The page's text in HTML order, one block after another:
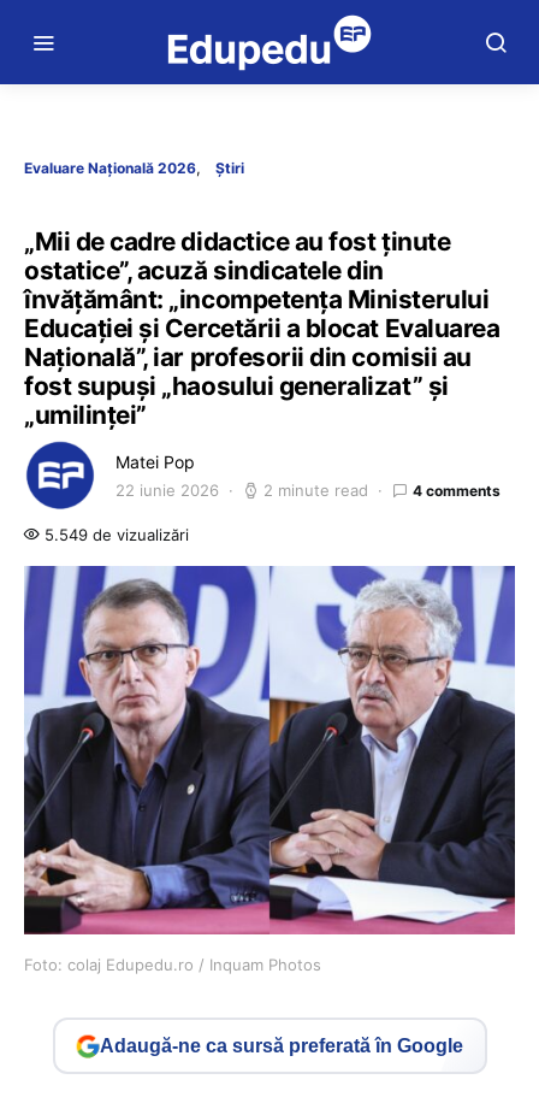
Evaluare Națională 2026 Știri
„Mii de cadre didactice au fost ținute
ostatice”, acuză sindicatele din
învățământ: „incompetența Ministerului
Educației și Cercetării a blocat Evaluarea
Națională”, iar profesorii din comisii au
fost supuși „haosului generalizat” și
„umilinței”
Matei Pop
22 iunie 2026 2 minute read 4 comments
5.549 de vizualizări
Foto: colaj Edupedu.ro / Inquam Photos
Adaugă-ne ca sursă preferată în Google